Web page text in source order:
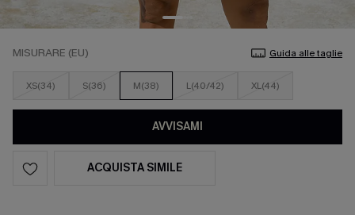
MISURARE (EU) Guida alle taglie
XS(34) S(36) M(38) L(40/42) XL(44)
AVVISAMI
ACQUISTA SIMILE